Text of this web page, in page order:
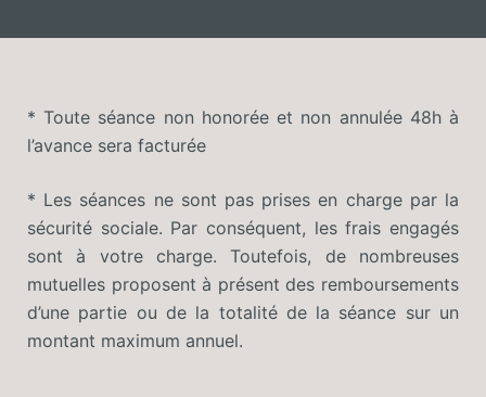
* Toute séance non honorée et non annulée 48h à
l’avance sera facturée
* Les séances ne sont pas prises en charge par la
sécurité sociale. Par conséquent, les frais engagés
sont à votre charge. Toutefois, de nombreuses
mutuelles proposent à présent des remboursements
d’une partie ou de la totalité de la séance sur un
montant maximum annuel.